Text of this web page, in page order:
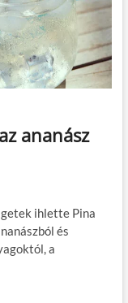
ananász
ihlette Pina
és
a